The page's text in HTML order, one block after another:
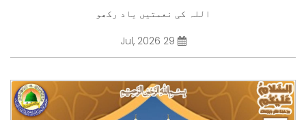
اللہ کی نعمتیں یاد رکھو